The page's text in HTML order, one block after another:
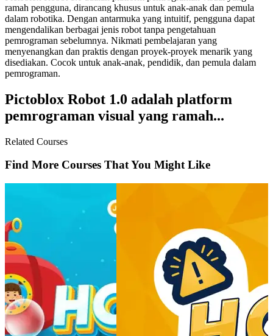
ramah pengguna, dirancang khusus untuk anak-anak dan pemula
dalam robotika. Dengan antarmuka yang intuitif, pengguna dapat
mengendalikan berbagai jenis robot tanpa pengetahuan
pemrograman sebelumnya. Nikmati pembelajaran yang
menyenangkan dan praktis dengan proyek-proyek menarik yang
disediakan. Cocok untuk anak-anak, pendidik, dan pemula dalam
pemrograman.
Pictoblox Robot 1.0 adalah platform
pemrograman visual yang ramah...
Related Courses
Find More Courses That You Might Like
Rp 849.000